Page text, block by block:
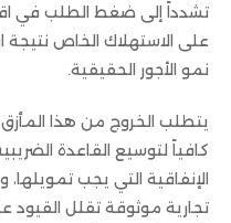
تشدداً إلى ضغط الطلب في
على الاستهلاك الخاص نتيجة
نمو الأجور الحقيقية.
يتطلب الخروج من هذا المأزق
كافياً لتوسيع القاعدة
الإنفاقية التي يجب
تجارية موثوقة تقلل القيود